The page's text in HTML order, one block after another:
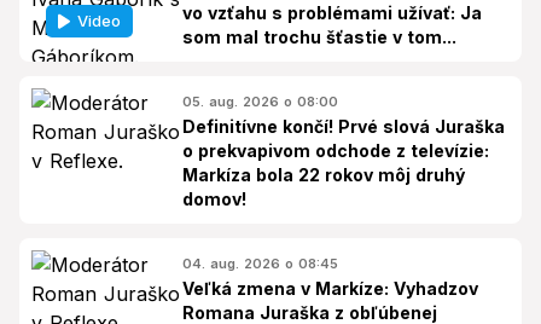
Video
vo vzťahu s problémami užívať: Ja
som mal trochu šťastie v tom...
05. aug. 2026 o 08:00
Definitívne končí! Prvé slová Juraška
o prekvapivom odchode z televízie:
Markíza bola 22 rokov môj druhý
domov!
04. aug. 2026 o 08:45
Veľká zmena v Markíze: Vyhadzov
Romana Juraška z obľúbenej